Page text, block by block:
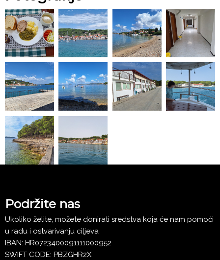
Podržite nas
Ukoliko želite, možete donirati sredstva koja će nam pomoći
u radu i ostvarivanju ciljeva
IBAN: HR0723400091111000952
SWIFT CODE: PBZGHR2X